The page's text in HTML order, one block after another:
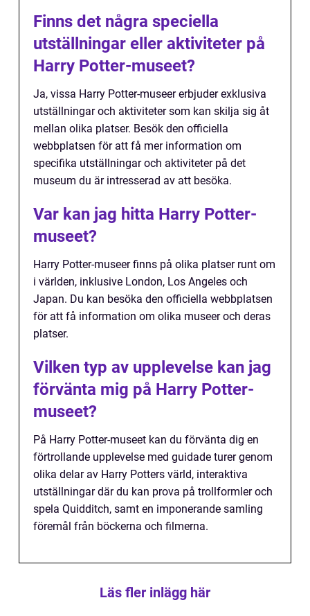
Finns det några speciella
utställningar eller aktiviteter på
Harry Potter-museet?
Ja, vissa Harry Potter-museer erbjuder exklusiva
utställningar och aktiviteter som kan skilja sig åt
mellan olika platser. Besök den officiella
webbplatsen för att få mer information om
specifika utställningar och aktiviteter på det
museum du är intresserad av att besöka.
Var kan jag hitta Harry Potter-
museet?
Harry Potter-museer finns på olika platser runt om
i världen, inklusive London, Los Angeles och
Japan. Du kan besöka den officiella webbplatsen
för att få information om olika museer och deras
platser.
Vilken typ av upplevelse kan jag
förvänta mig på Harry Potter-
museet?
På Harry Potter-museet kan du förvänta dig en
förtrollande upplevelse med guidade turer genom
olika delar av Harry Potters värld, interaktiva
utställningar där du kan prova på trollformler och
spela Quidditch, samt en imponerande samling
föremål från böckerna och filmerna.
Läs fler inlägg här